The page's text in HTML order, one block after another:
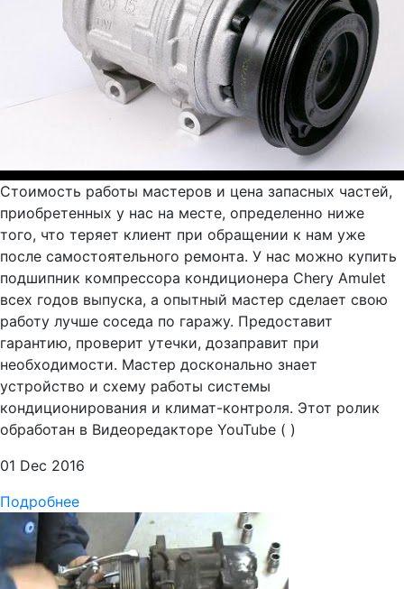
Стоимость работы мастеров и цена запасных частей,
приобретенных у нас на месте, определенно ниже
того, что теряет клиент при обращении к нам уже
после самостоятельного ремонта. У нас можно купить
подшипник компрессора кондиционера Chery Amulet
всех годов выпуска, а опытный мастер сделает свою
работу лучше соседа по гаражу. Предоставит
гарантию, проверит утечки, дозаправит при
необходимости. Мастер досконально знает
устройство и схему работы системы
кондиционирования и климат-контроля. Этот ролик
обработан в Видеоредакторе YouTube ( )
01 Dec 2016
Подробнее